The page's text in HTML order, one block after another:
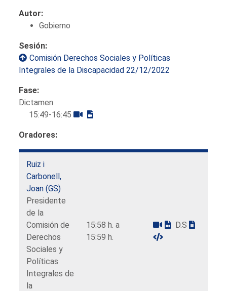
Autor:
Gobierno
Sesión:
Comisión Derechos Sociales y Políticas
Integrales de la Discapacidad 22/12/2022
Fase:
Dictamen
15:49-16:45
Oradores:
Ruiz i
Carbonell,
Joan (GS)
Presidente
de la
Comisión de
Derechos
Sociales y
Políticas
Integrales de
la
15:58 h. a
15:59 h.
D.S